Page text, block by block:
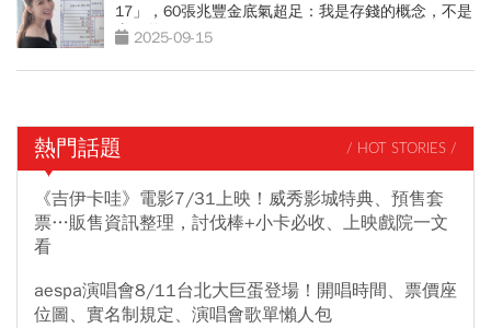
17」，60張兆豐金底氣超足：我是存錢的概念，不是
賺價差
2025-09-15
熱門話題 / HOT STORIES /
《吉伊卡哇》電影7/31上映！威秀影城特典、預售套
票…販售資訊整理，討伐棒+小卡必收、上映戲院一文
看
aespa演唱會8/11台北大巨蛋登場！開唱時間、票價座
位圖、實名制規定、演唱會歌單懶人包